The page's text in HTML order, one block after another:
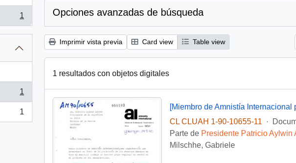
1
1
1
Opciones avanzadas de búsqueda
Imprimir vista previa Card view Table view
1 resultados con objetos digitales
CL CLUAH 1-90-10655-11
·
Parte de Presidente Patricio Aylwin
Milschhe, Gabriele